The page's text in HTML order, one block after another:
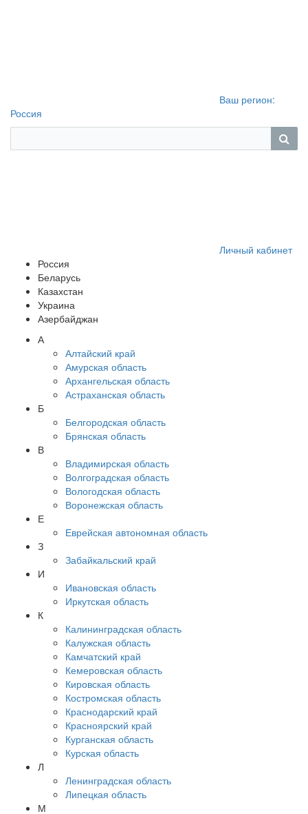
Ваш регион:
Россия
Личный кабинет
Россия
Беларусь
Казахстан
Украина
Азербайджан
А
Алтайский край
Амурская область
Архангельская область
Астраханская область
Б
Белгородская область
Брянская область
В
Владимирская область
Волгоградская область
Вологодская область
Воронежская область
Е
Еврейская автономная область
З
Забайкальский край
И
Ивановская область
Иркутская область
К
Калининградская область
Калужская область
Камчатский край
Кемеровская область
Кировская область
Костромская область
Краснодарский край
Красноярский край
Курганская область
Курская область
Л
Ленинградская область
Липецкая область
М